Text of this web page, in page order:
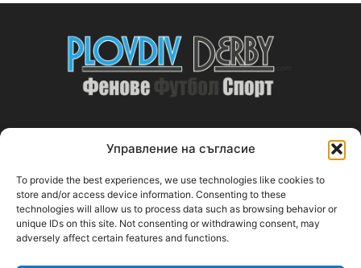
Управление на съгласие
To provide the best experiences, we use technologies like cookies to
store and/or access device information. Consenting to these
technologies will allow us to process data such as browsing behavior or
unique IDs on this site. Not consenting or withdrawing consent, may
adversely affect certain features and functions.
ABOUT US
PlovdivDerby.com е първата пловдивска изцяло футболна
медия!
Свържи се с нас:plovdivderby.com@gmail.com